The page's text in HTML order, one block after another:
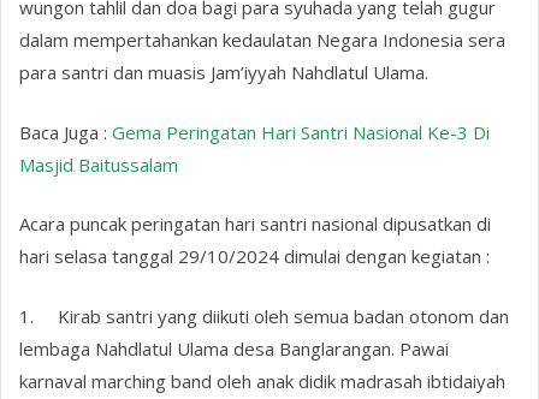
wungon tahlil dan doa bagi para syuhada yang telah gugur
dalam mempertahankan kedaulatan Negara Indonesia sera
para santri dan muasis Jam’iyyah Nahdlatul Ulama.
Baca Juga :Gema Peringatan Hari Santri Nasional Ke-3 Di
Masjid Baitussalam
Acara puncak peringatan hari santri nasional dipusatkan di
hari selasa tanggal 29/10/2024 dimulai dengan kegiatan :
1.
Kirab santri yang diikuti oleh semua badan otonom dan
lembaga Nahdlatul Ulama desa Banglarangan. Pawai
karnaval marching band oleh anak didik madrasah ibtidaiyah